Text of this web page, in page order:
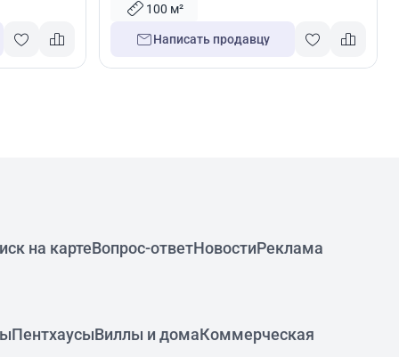
100 м²
Написать продавцу
на картеВопрос-ответНовостиРеклама
ПентхаусыВиллы и домаКоммерческая